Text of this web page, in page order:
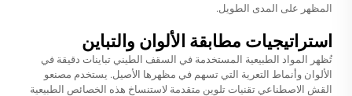
المظهر على المدى الطويل.
استراتيجيات مطابقة الألوان والتباين
تُظهر المواد الطبيعية المستخدمة في السقف الطيني تباينات دقيقة في
الألوان وأنماط التعرية التي تسهم في مظهرها الأصيل. يستخدم مصنعو
القش الاصطناعي تقنيات تلوين متقدمة لاستنساخ هذه الخصائص الطبيعية